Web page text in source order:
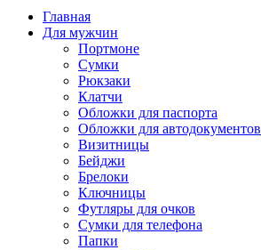
Главная
Для мужчин
Портмоне
Сумки
Рюкзаки
Клатчи
Обложки для паспорта
Обложки для автодокументов
Визитницы
Бейджи
Брелоки
Ключницы
Футляры для очков
Сумки для телефона
Папки